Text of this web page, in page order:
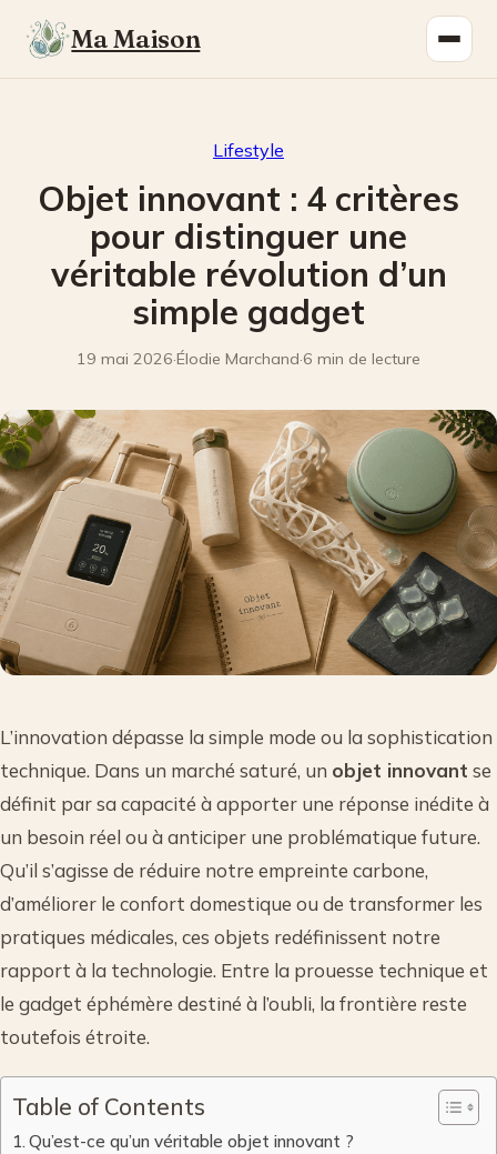
Ma Maison
Lifestyle
Objet innovant : 4 critères
pour distinguer une
véritable révolution d’un
simple gadget
19 mai 2026·Élodie Marchand·6 min de lecture
L’innovation dépasse la simple mode ou la sophistication
technique. Dans un marché saturé, un objet innovant se
définit par sa capacité à apporter une réponse inédite à
un besoin réel ou à anticiper une problématique future.
Qu’il s’agisse de réduire notre empreinte carbone,
d’améliorer le confort domestique ou de transformer les
pratiques médicales, ces objets redéfinissent notre
rapport à la technologie. Entre la prouesse technique et
le gadget éphémère destiné à l’oubli, la frontière reste
toutefois étroite.
Table of Contents
Qu’est-ce qu’un véritable objet innovant ?